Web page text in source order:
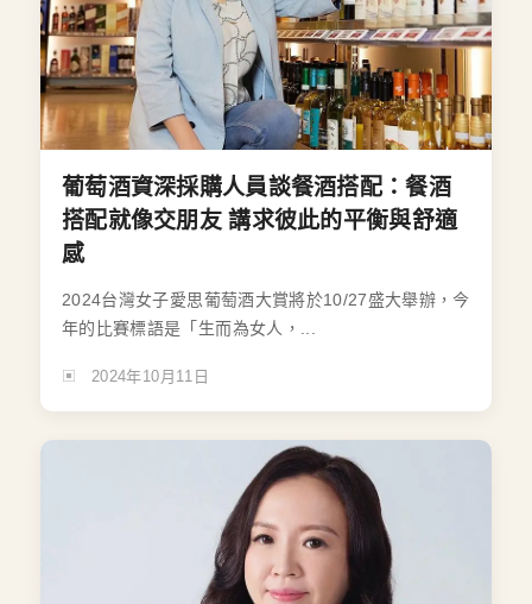
葡萄酒資深採購人員談餐酒搭配：餐酒
搭配就像交朋友 講求彼此的平衡與舒適
感
2024台灣女子愛思葡萄酒大賞將於10/27盛大舉辦，今
年的比賽標語是「生而為女人，...
2024年10月11日